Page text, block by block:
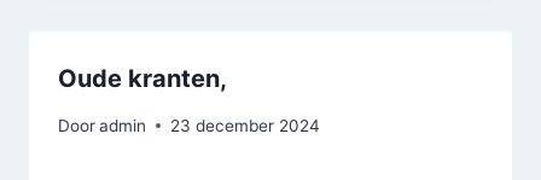
Oude kranten,
Dooradmin 23 december 2024